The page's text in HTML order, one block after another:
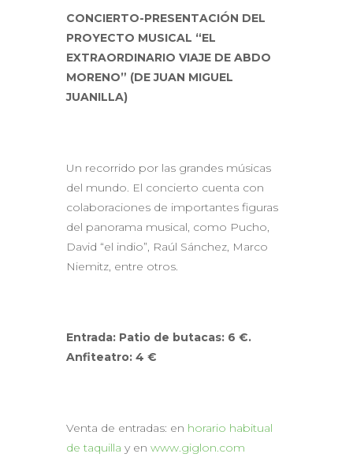
CONCIERTO-PRESENTACIÓN DEL
PROYECTO MUSICAL “EL
EXTRAORDINARIO VIAJE DE ABDO
MORENO” (DE JUAN MIGUEL
JUANILLA)
Un recorrido por las grandes músicas
del mundo. El concierto cuenta con
colaboraciones de importantes figuras
del panorama musical, como Pucho,
David “el indio”, Raúl Sánchez, Marco
Niemitz, entre otros.
Entrada: Patio de butacas: 6 €.
Anfiteatro: 4 €
Venta de entradas: en horario habitual
de taquilla y en www.giglon.com